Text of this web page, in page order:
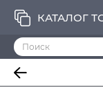
КАТАЛОГ